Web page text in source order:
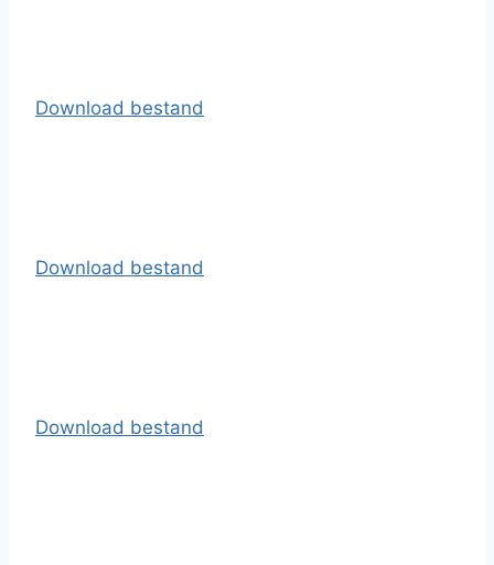
Download bestand
Download bestand
Download bestand